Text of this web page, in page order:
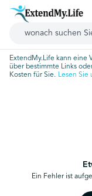
ExtendMy.Life kann eine
über bestimmte Links
Kosten für Sie. Lesen
Ein Fehler ist